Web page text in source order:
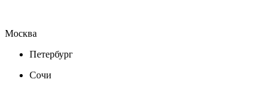
Москва
Петербург
Сочи